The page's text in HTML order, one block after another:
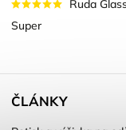
Ruda
Super
ČLÁNKY